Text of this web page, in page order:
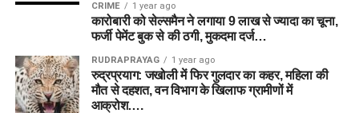
CRIME 1 year ago
कारोबारी को सेल्समैन ने लगाया 9 लाख से ज्यादा का चूना,
फर्जी पेमेंट बुक से की ठगी, मुकदमा दर्ज…
RUDRAPRAYAG 1 year ago
रुद्रप्रयाग: जखोली में फिर गुलदार का कहर, महिला की
मौत से दहशत, वन विभाग के खिलाफ ग्रामीणों में
आक्रोश….